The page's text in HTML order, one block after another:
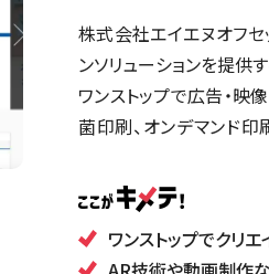
株式会社エイエヌオフ
ンソリューションを提供
ワンストップで広告・映
菌印刷、オンデマンド
に取り組んでいます。
ワンストップでクリ